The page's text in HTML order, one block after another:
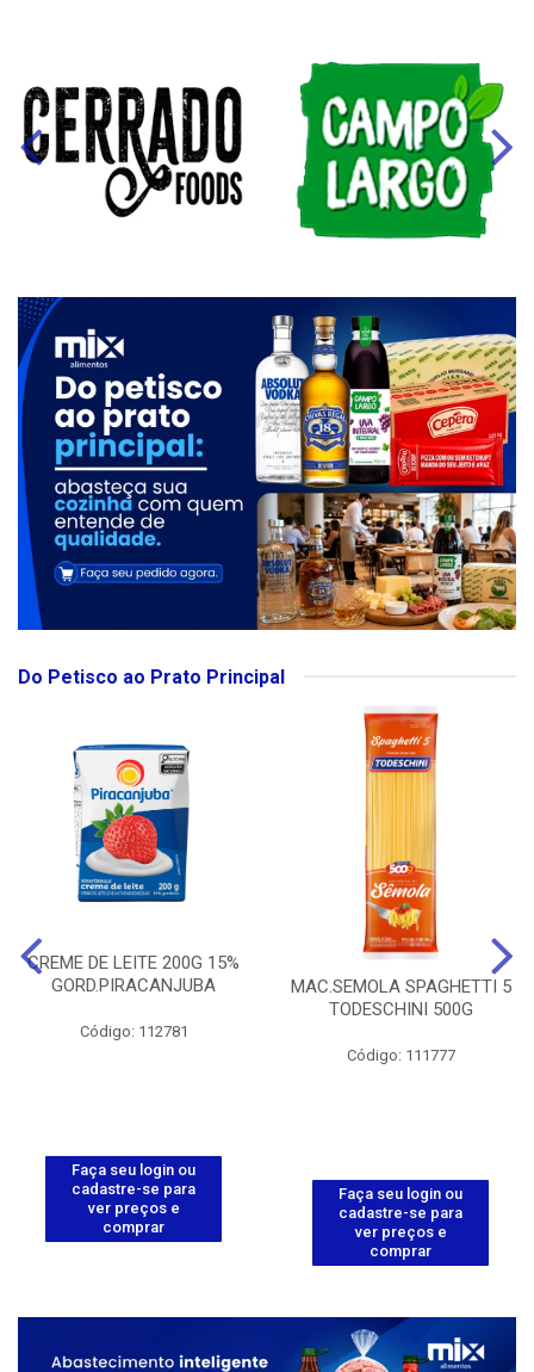
Do Petisco ao Prato Principal
CREME DE LEITE 200G 15%
GORD.PIRACANJUBA
Código: 112781
Faça seu login ou
cadastre-se para
ver preços e
comprar
MAC.SEMOLA SPAGHETTI 5
TODESCHINI 500G
Código: 111777
Faça seu login ou
cadastre-se para
ver preços e
comprar